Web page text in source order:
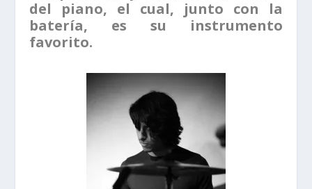
del piano, el cual, junto con la
batería, es su instrumento
favorito.